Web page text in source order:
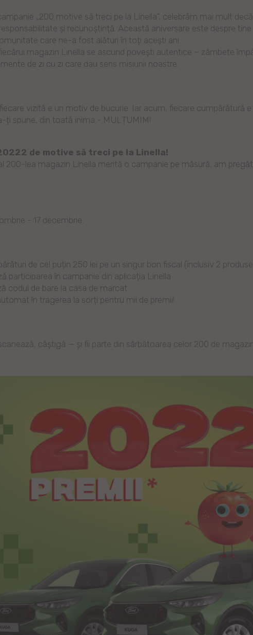
„200 motive să treci pe la Linella”, celebrăm mai mult
și recunoștință. Această aniversare este despre
care ne-a fost alături în toți acești ani.
magazin Linella se ascund povești autentice – zâmbete
de zi cu zi care dau sens misiunii noastre.
vizită e un motiv de bucurie. Iar acum, fiecare cumpărătură
ți spune, din toată inima - MULȚUMIM!
de motive să treci pe la Linella!
200-lea magazin Linella merită o campanie pe măsură, am
- 17 decembrie:
de cel puțin 250 lei pe un singur bon fiscal (inclusiv 2
participarea în campanie din aplicația Linella
codul de bare la casa de marcat
în tragerea la sorți pentru mii de premii!
câștigă — și fii parte din sărbătoarea celor 200 de